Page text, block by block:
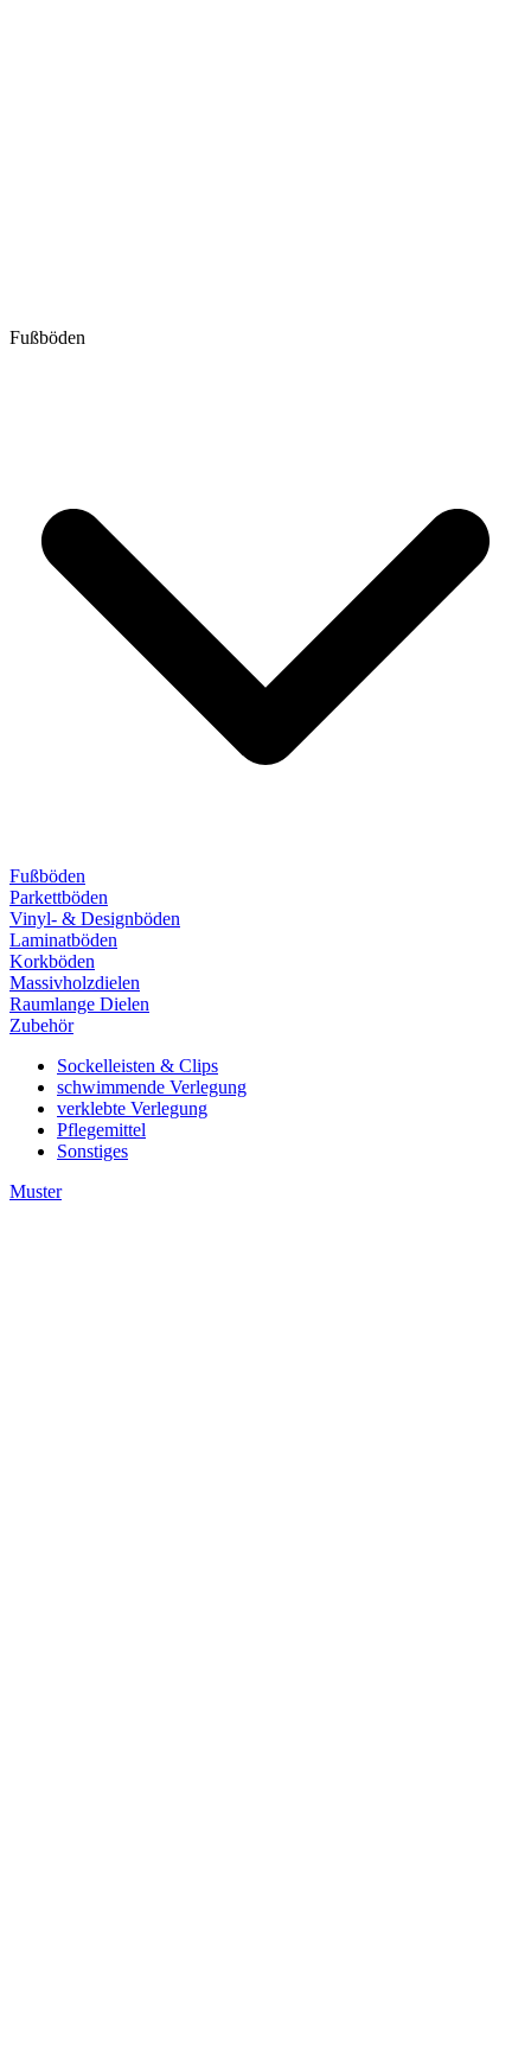
Fußböden
Fußböden
Parkettböden
Vinyl- & Designböden
Laminatböden
Korkböden
Massivholzdielen
Raumlange Dielen
Zubehör
Sockelleisten & Clips
schwimmende Verlegung
verklebte Verlegung
Pflegemittel
Sonstiges
Muster